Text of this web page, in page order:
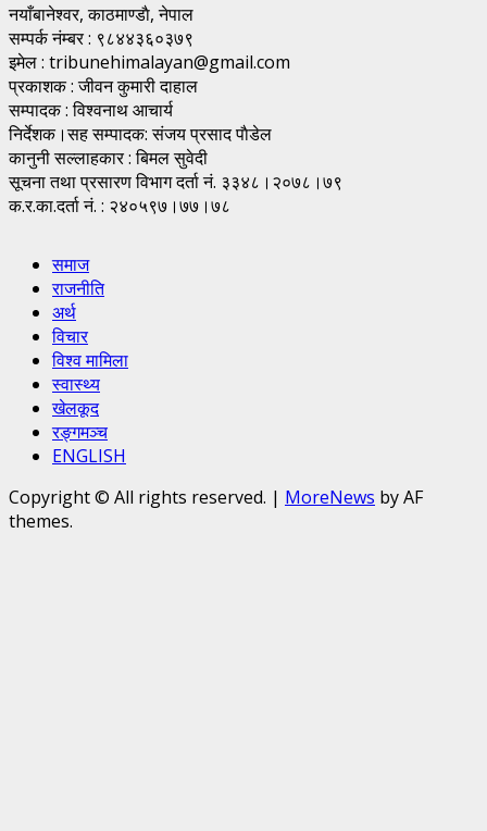
नयाँबानेश्वर, काठमाण्डाै, नेपाल
सम्पर्क नंम्बर : ९८४४३६०३७९
इमेल : tribunehimalayan@gmail.com
प्रकाशक : जीवन कुमारी दाहाल
सम्पादक : विश्वनाथ आचार्य
निर्देशक।सह सम्पादक: संजय प्रसाद पाैडेल
कानुनी सल्लाहकार : बिमल सुवेदी
सूचना तथा प्रसारण विभाग दर्ता नं. ३३४८।२०७८।७९
क.र.का.दर्ता नं. : २४०५९७।७७।७८
समाज
राजनीति
अर्थ
विचार
विश्व मामिला
स्वास्थ्य
खेलकूद
रङ्गमञ्च
ENGLISH
Copyright © All rights reserved. | MoreNews by AF
themes.